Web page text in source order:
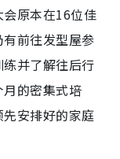
原本在16位佳
前往发型屋参
并了解往后行
的密集式培
安排好的家庭